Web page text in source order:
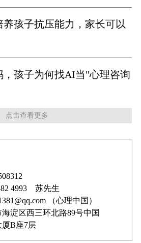
孩子抗压能力，家长可以
，孩子为何找AI当"心理咨询
点击查看更多
苏先生
（心理中国）
淀区西三环北路89号中国
座7层